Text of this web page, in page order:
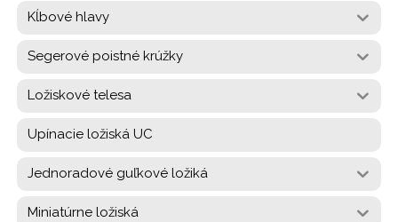
Kĺbové hlavy
Segerové poistné krúžky
Ložiskové telesa
Upínacie ložiská UC
Jednoradové guľkové ložiká
Miniatúrne ložiská